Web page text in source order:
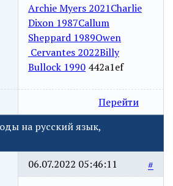
Archie Myers 2021Charlie
Dixon 1987Callum
Sheppard 1989Owen
Cervantes 2022Billy
Bullock 1990 442a1ef
Перейти
на русский язык,
#
06.07.2022 05:46:11